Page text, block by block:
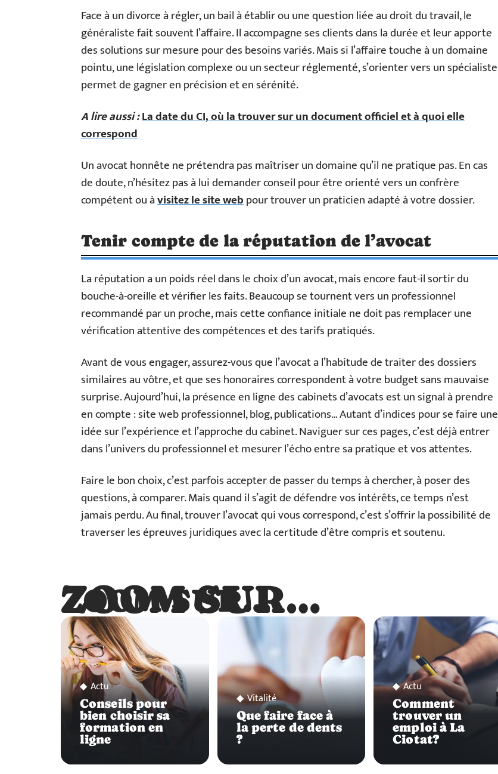
Face à un divorce à régler, un bail à établir ou une question liée au droit du travail, le
généraliste fait souvent l’affaire. Il accompagne ses clients dans la durée et leur apporte
des solutions sur mesure pour des besoins variés. Mais si l’affaire touche à un domaine
pointu, une législation complexe ou un secteur réglementé, s’orienter vers un spécialiste
permet de gagner en précision et en sérénité.
A lire aussi :La date du CI, où la trouver sur un document officiel et à quoi elle
correspond
Un avocat honnête ne prétendra pas maîtriser un domaine qu’il ne pratique pas. En cas
de doute, n’hésitez pas à lui demander conseil pour être orienté vers un confrère
compétent ou àvisitez le site webpour trouver un praticien adapté à votre dossier.
Tenir compte de la réputation de l’avocat
La réputation a un poids réel dans le choix d’un avocat, mais encore faut-il sortir du
bouche-à-oreille et vérifier les faits. Beaucoup se tournent vers un professionnel
recommandé par un proche, mais cette confiance initiale ne doit pas remplacer une
vérification attentive des compétences et des tarifs pratiqués.
Avant de vous engager, assurez-vous que l’avocat a l’habitude de traiter des dossiers
similaires au vôtre, et que ses honoraires correspondent à votre budget sans mauvaise
surprise. Aujourd’hui, la présence en ligne des cabinets d’avocats est un signal à prendre
en compte : site web professionnel, blog, publications… Autant d’indices pour se faire une
idée sur l’expérience et l’approche du cabinet. Naviguer sur ces pages, c’est déjà entrer
dans l’univers du professionnel et mesurer l’écho entre sa pratique et vos attentes.
Faire le bon choix, c’est parfois accepter de passer du temps à chercher, à poser des
questions, à comparer. Mais quand il s’agit de défendre vos intérêts, ce temps n’est
jamais perdu. Au final, trouver l’avocat qui vous correspond, c’est s’offrir la possibilité de
traverser les épreuves juridiques avec la certitude d’être compris et soutenu.
ZOOM SUR…
ZOOM SUR…
Actu
Conseils pour
bien choisir sa
formation en
ligne
Vitalité
Que faire face à
la perte de dents
?
Actu
Comment
trouver un
emploi à La
Ciotat?